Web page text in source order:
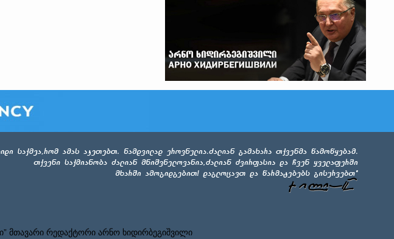
მთავარი რედაქტორი არნო ხიდირბეგიშვილი